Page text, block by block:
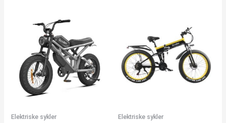
Elektriske sykler Elektriske sykler